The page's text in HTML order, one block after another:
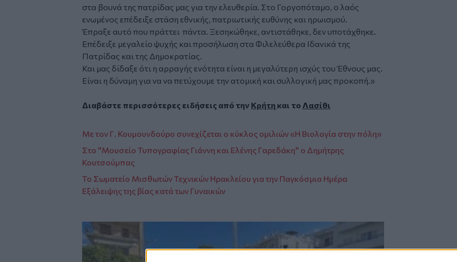
στα βουνά της πατρίδας μας για την ελευθερία. Στο Γοργοπόταμο, ο λαός
ενωμένος επέδειξε στάση εθνικής, πατριωτικής ευθύνης και ηρωισμού.
Έπραξε αυτό που πράττει πάντα. Ξεσηκώθηκε, αντιστάθηκε, δεν υποτάχθηκε.
Επέδειξε μεγαλείο ψυχής και προσήλωση στα Φιλελεύθερα Ιδανικά της
Πατρίδας και της Δημοκρατίας.
Και μας δίδαξε ότι η αρραγής ενότητα είναι η μεγαλύτερη ισχύς του Έθνους μας.
Είναι η δύναμη για να να πετύχουμε την ατομική και συλλογική μας προκοπή.»
Διαβάστε περισσότερες ειδήσεις από την Κρήτη και το Λασίθι
Με τον Γ. Κουμουνδούρο συνεχίζεται ο κύκλος ομιλιών «Η Βιολογία στην πόλη»
Στο "Μουσείο Τυπογραφίας Γιάννη και Ελένης Γαρεδάκη" ο Δημήτρης
Κουτσούμπας
Το Σωματείο Μισθωτών Τεχνικών Ηρακλείου για την Παγκόσμια Ημέρα
Εξάλειψης της βίας κατά των Γυναικών